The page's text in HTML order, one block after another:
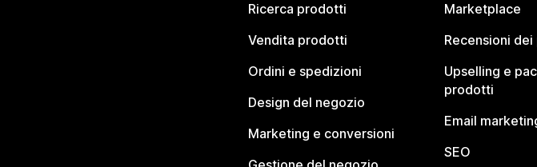
Ricerca prodotti
Vendita prodotti
Ordini e spedizioni
Design del negozio
Marketing e conversioni
Marketplace
Recensioni
Upselling e
prodotti
Email
SEO